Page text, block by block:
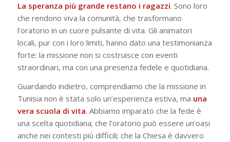
La speranza più grande restano i ragazzi. Sono loro
che rendono viva la comunità, che trasformano
l’oratorio in un cuore pulsante di vita. Gli animatori
locali, pur con i loro limiti, hanno dato una testimonianza
forte: la missione non si costruisce con eventi
straordinari, ma con una presenza fedele e quotidiana.
Guardando indietro, comprendiamo che la missione in
Tunisia non è stata solo un’esperienza estiva, ma una
vera scuola di vita. Abbiamo imparato che la fede è
una scelta quotidiana; che l’oratorio può essere un’oasi
anche nei contesti più difficili; che la Chiesa è davvero